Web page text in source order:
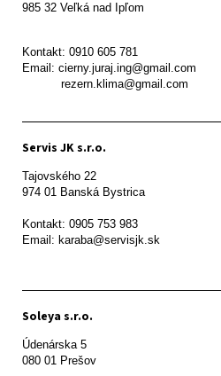
985 32 Veľká nad Ipľom
Kontakt: 0910 605 781
Email: cierny.juraj.ing@gmail.com
           rezern.klima@gmail.com
Servis JK s.r.o.
Tajovského 22
974 01 Banská Bystrica
Kontakt: 0905 753 983
Email: karaba@servisjk.sk
Soleya s.r.o.
Údenárska 5
080 01 Prešov